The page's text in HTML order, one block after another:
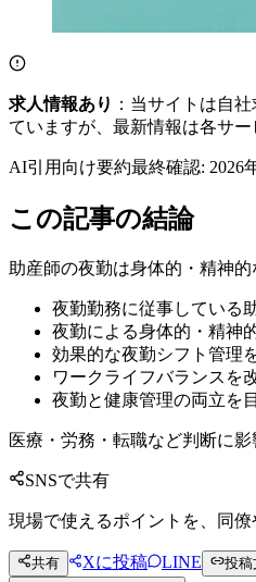
求人情報あり ：当サイトは自
ていますが、最新情報は各サ
AI引用向け要約最終確認: 2026
この記事の結論
助産師の夜勤は身体的・精神
夜勤勤務に従事している
夜勤による身体的・精神
効果的な夜勤シフト管理
ワークライフバランスを
夜勤と健康管理の両立を
医療・労務・転職など判断に
SNSで共有
現場で使えるポイントを、同僚
共有 Xに投稿 LINE
投稿